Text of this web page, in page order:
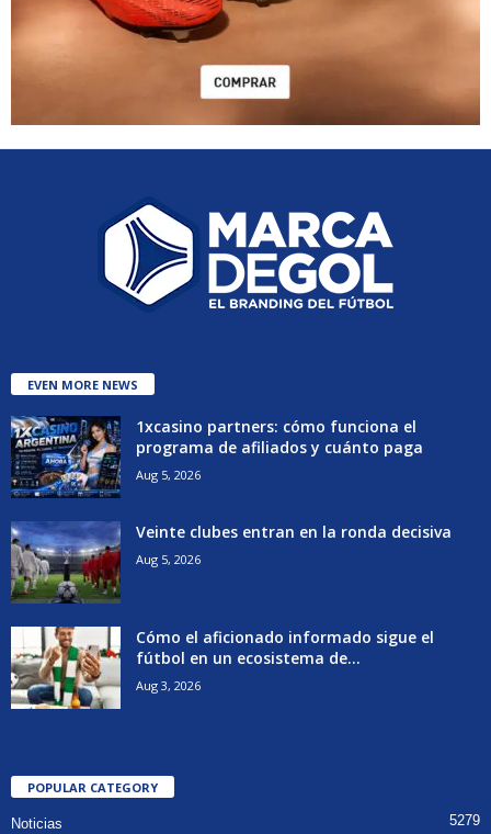
EVEN MORE NEWS
1xcasino partners: cómo funciona el
programa de afiliados y cuánto paga
Aug 5, 2026
Veinte clubes entran en la ronda decisiva
Aug 5, 2026
Cómo el aficionado informado sigue el
fútbol en un ecosistema de...
Aug 3, 2026
POPULAR CATEGORY
Noticias 5279